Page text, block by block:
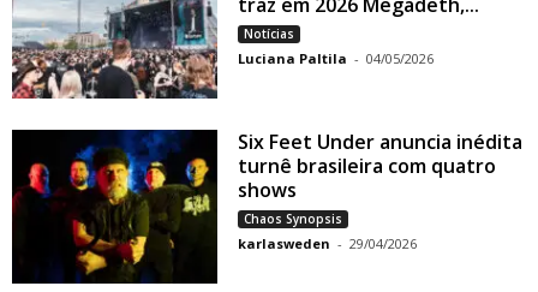
Notícias
Luciana Paltila - 04/05/2026
Six Feet Under anuncia inédita
turnê brasileira com quatro
shows
Chaos Synopsis
karlasweden - 29/04/2026